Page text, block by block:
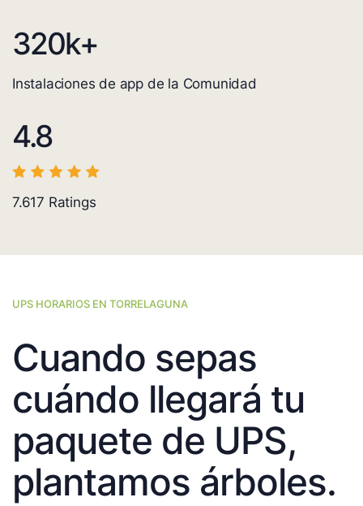
320k+
Instalaciones de app de la Comunidad
4.8
7.617 Ratings
UPS HORARIOS EN TORRELAGUNA
Cuando sepas
cuándo llegará tu
paquete de UPS,
plantamos árboles.